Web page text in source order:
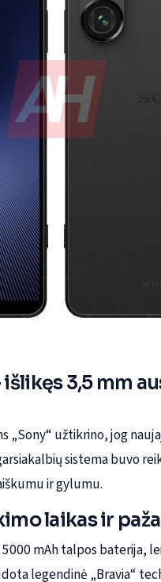
išlikęs 3,5 mm
„Sony“ užtikrino, jog
sistema buvo
ir gylumu.
laikas ir
mAh talpos baterija,
legendinė „Bravia“